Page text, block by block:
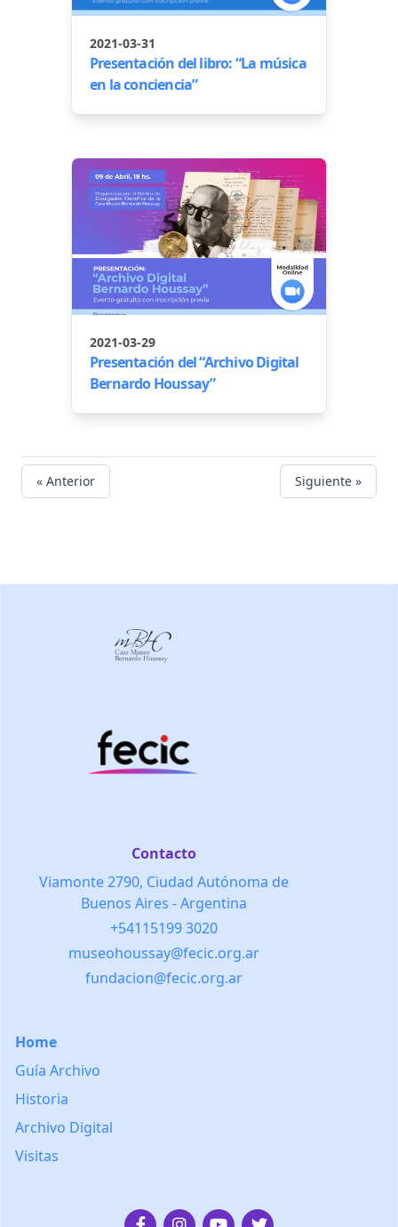
2021-03-31
Presentación del libro: “La música
en la conciencia”
2021-03-29
Presentación del “Archivo Digital
Bernardo Houssay”
« Anterior Siguiente »
Contacto
Viamonte 2790, Ciudad Autónoma de
Buenos Aires - Argentina
+54115199 3020
museohoussay@fecic.org.ar
fundacion@fecic.org.ar
Home
Guía Archivo
Historia
Archivo Digital
Visitas